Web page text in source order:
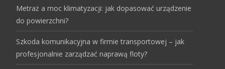
Metraż a moc klimatyzacji: jak dopasować urządzenie
do powierzchni?
Szkoda komunikacyjna w firmie transportowej – jak
profesjonalnie zarządzać naprawą floty?